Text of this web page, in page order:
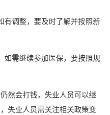
有调整，要及时了解并按照新
如需继续参加医保，要按照规
然会打钱，失业人员可以继
失业人员需关注相关政策变